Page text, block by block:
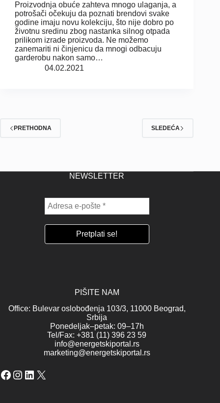
Proizvodnja obuće zahteva mnogo ulaganja, a
potrošači očekuju da poznati brendovi svake
godine imaju novu kolekciju, što nije dobro po
životnu sredinu zbog nastanka silnog otpada
prilikom izrade proizvoda. Ne možemo
zanemariti ni činjenicu da mnogi odbacuju
garderobu nakon samo…
04.02.2021
PRETHODNA SLEDEĆA
NEWSLETTER
PIŠITE NAM
Office: Bulevar oslobođenja 103/3, 11000 Beograd,
Srbija
Ponedeljak–petak: 09–17h
Tel/Fax: +381 (11) 396 23 59
info@energetskiportal.rs
marketing@energetskiportal.rs
Facebook
Instagram
LinkedIn
X